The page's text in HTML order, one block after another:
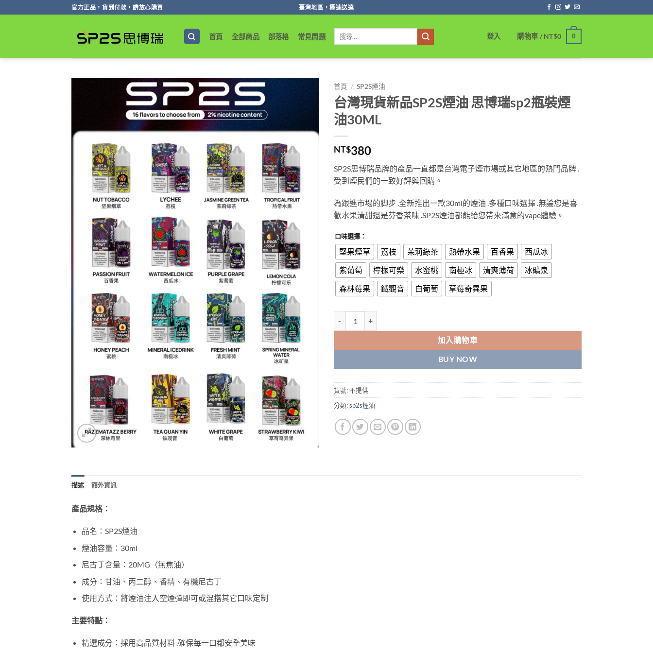
轉
官方正品，貨到付款，請放心購買 臺灣地區，極速送達
首頁 全部商品 部落格 常見問題
鍵
登入 購物車 /NT$0 0
首頁 / SP2S煙油
台灣現貨新品SP2S煙油 思博瑞sp2瓶裝煙
油30ML
NT$380
SP2S思博瑞品牌的產品一直都是台灣電子煙市場或其它地區的熱門品牌 .
受到煙民們的一致好評與回購。
為跟進市場的脚步 .全新推出一款30ml的煙油 .多種口味選擇 .無論您是喜
歡水果清甜還是芬香茶味 .SP2S煙油都能給您帶來滿意的vape體驗。
口味選擇：
堅果煙草 荔枝 茉莉綠茶 熱帶水果 百香果
西瓜冰
紫葡萄
檸檬可樂 水蜜桃 南極冰 清爽薄荷
冰礦泉
森林莓果
鐵觀音 白葡萄 草莓奇異果
加入購物車
BUY NOW
貨號:不提供
分類:sp2s煙油
描述 額外資訊
產品規格：
品名：SP2S煙油
煙油容量：30ml
尼古丁含量：20MG（無焦油）
成分：甘油、丙二醇、香精、有機尼古丁
使用方式：將煙油注入空煙彈即可或混搭其它口味定制
主要特點：
精選成分：採用高品質材料 .確保每一口都安全美味